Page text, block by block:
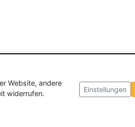
Website, andere
widerrufen.
Einstellungen